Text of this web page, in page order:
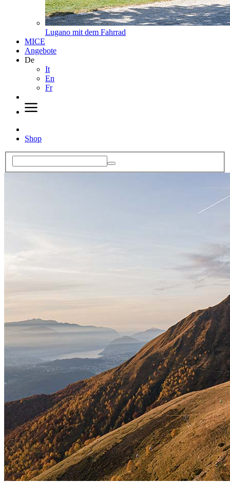
Lugano mit dem Fahrrad
MICE
Angebote
De
It
En
Fr
Shop